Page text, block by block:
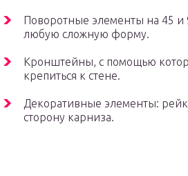
Поворотные элементы на 45 и
любую сложную форму.
Кронштейны, с помощью
крепиться к стене.
Декоративные элементы:
сторону карниза.